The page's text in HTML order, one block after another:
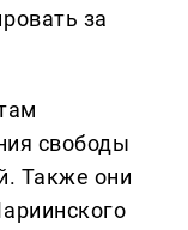
за
свободы
Также они